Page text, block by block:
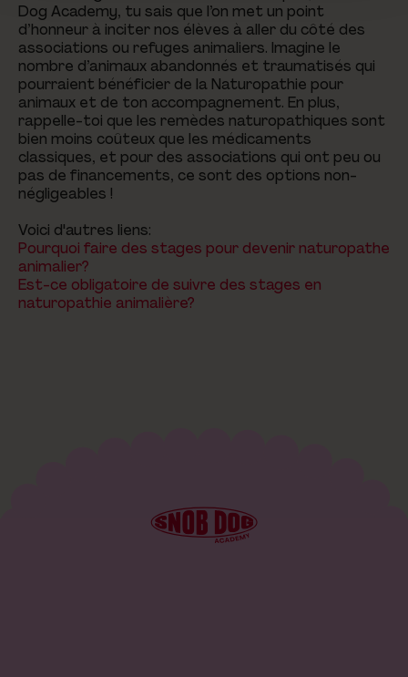
Dog Academy, tu sais que l’on met un point
d’honneur à inciter nos élèves à aller du côté des
associations ou refuges animaliers. Imagine le
nombre d’animaux abandonnés et traumatisés qui
pourraient bénéficier de la Naturopathie pour
animaux et de ton accompagnement. En plus,
rappelle-toi que les remèdes naturopathiques sont
bien moins coûteux que les médicaments
classiques, et pour des associations qui ont peu ou
pas de financements, ce sont des options non-
négligeables !
Voici d'autres liens:
Pourquoi faire des stages pour devenir naturopathe
animalier?
Est-ce obligatoire de suivre des stages en
naturopathie animalière?